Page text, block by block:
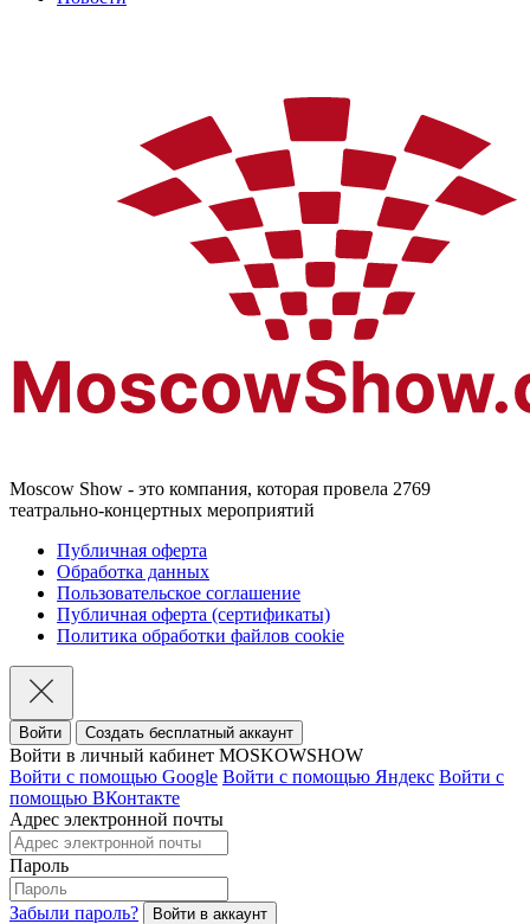
Moscow Show - это компания, которая провела 2769
театрально-концертных мероприятий
Публичная оферта
Обработка данных
Пользовательское соглашение
Публичная оферта (сертификаты)
Политика обработки файлов cookie
Войти Создать бесплатный аккаунт
Войти в личный кабинет MOSKOWSHOW
Войти с помощью Google Войти с помощью Яндекс Войти с
помощью ВКонтакте
Адрес электронной почты
Пароль
Забыли пароль?